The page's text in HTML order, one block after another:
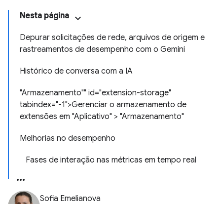
Nesta página
Depurar solicitações de rede, arquivos de origem e
rastreamentos de desempenho com o Gemini
Histórico de conversa com a IA
"Armazenamento"" id="extension-storage"
tabindex="-1">Gerenciar o armazenamento de
extensões em "Aplicativo" > "Armazenamento"
Melhorias no desempenho
Fases de interação nas métricas em tempo real
Sofia Emelianova